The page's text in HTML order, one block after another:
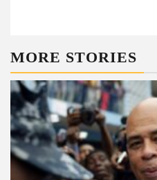
MORE STORIES